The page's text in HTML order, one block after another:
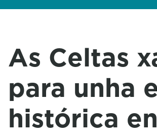
As Celtas
para unha
histórica